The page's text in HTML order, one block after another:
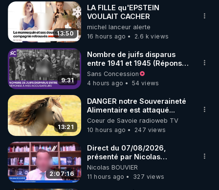
▶ 30 jours gratuit sur l’application de méditation et
de bien-être ENVOL :
Rendez-vous sur https://www.envol.app/code
le code : REGENERE
13:50
LA FILLE qu'EPSTEIN
VOULAIT CACHER
michel lanceur alerte
16 hours ago
2.6 k views
9:31
Nombre de juifs disparus
entre 1941 et 1945 (Réponse
à mes accusateurs)
Sans Concession
4 hours ago
54 views
13:21
DANGER notre Souveraineté
Alimentaire est attaqué...
Coeur de Savoie radioweb TV
10 hours ago
247 views
2:07:16
Direct du 07/08/2026,
présenté par Nicolas
BOUVIER
Nicolas BOUVIER
11 hours ago
327 views